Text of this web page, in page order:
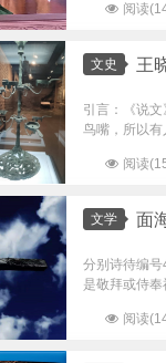
阅读
文史 王晓
引言：《说
鸟嘴，所以有
阅读
文学 面
分别诗待编
是敬拜或侍
阅读